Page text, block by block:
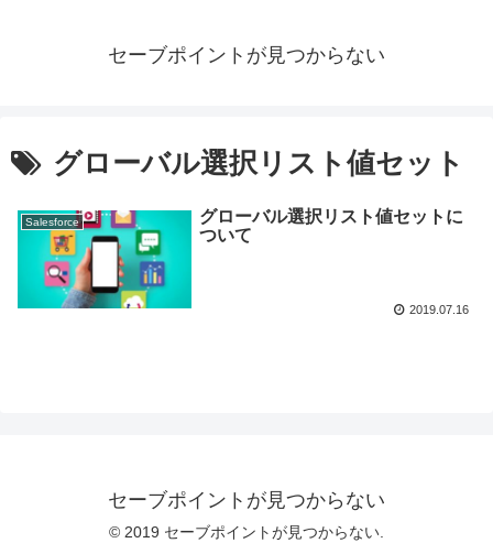
セーブポイントが見つからない
グローバル選択リスト値セット
Salesforce
グローバル選択リスト値セットに
ついて
2019.07.16
セーブポイントが見つからない
© 2019 セーブポイントが見つからない.